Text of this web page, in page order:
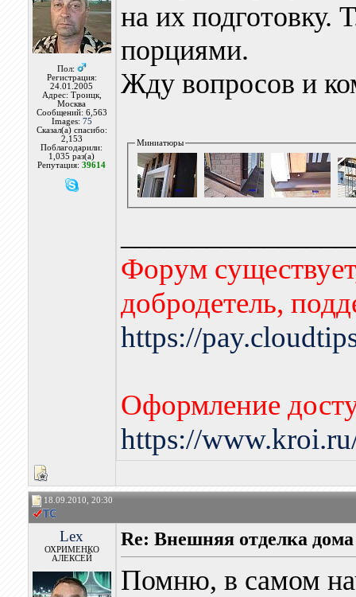
Пол:
Регистрация:
24.01.2005
Адрес: Троицк,
Москва
Сообщений: 6,563
Images: 75
Сказал(а) спасибо:
2,153
Поблагодарили:
1,035 раз(а)
Репутация:39614
на их подготовку.
порциями.
Жду вопросов и
Миниатюры
Форум
добродетель,
https://
Оформление
https://
18.09.2010, 20:30
Lex
ОХРИМЕНКО
АЛЕКСЕЙ
Re: Внешняя отделка
Помню, в самом